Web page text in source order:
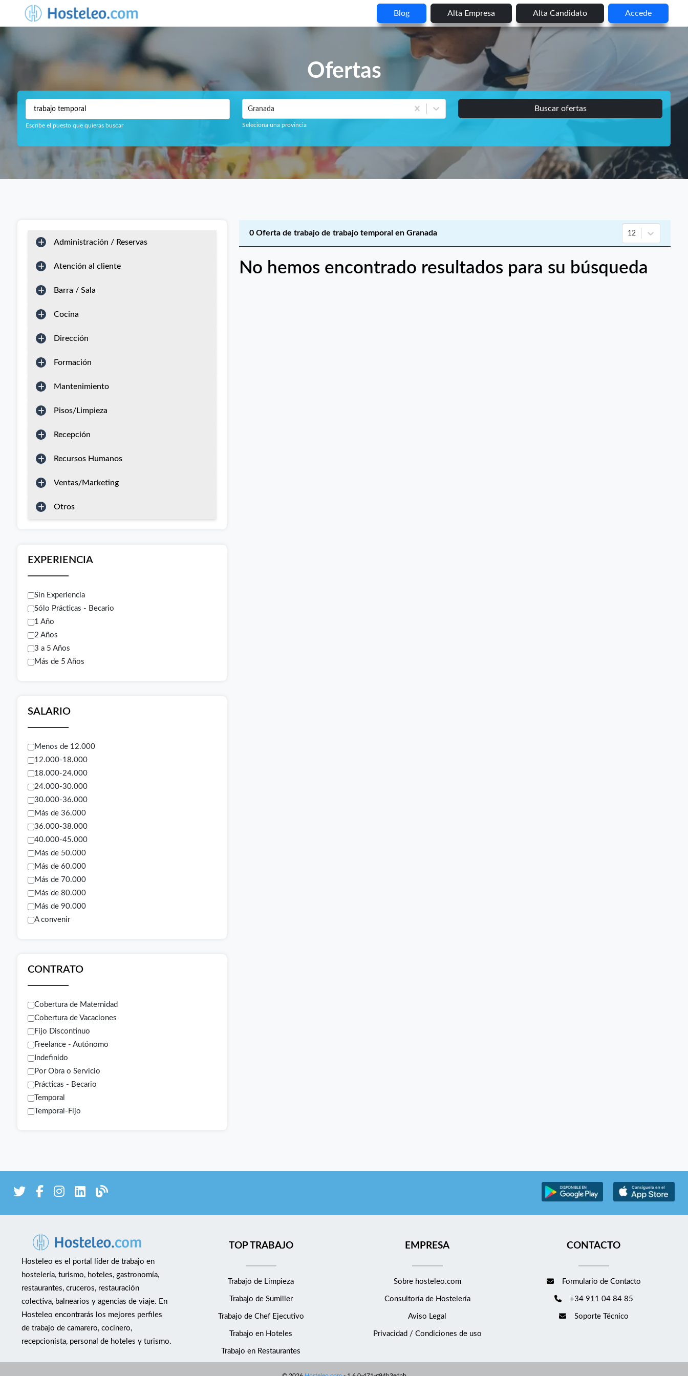
Blog Alta Empresa Alta Candidato Accede
Ofertas
Escribe el puesto que quieras buscar
Granada
Seleciona una provincia
Buscar ofertas
Administración / Reservas
Atención al cliente
Barra / Sala
Cocina
Dirección
Formación
Mantenimiento
Pisos/Limpieza
Recepción
Recursos Humanos
Ventas/Marketing
Otros
EXPERIENCIA
Sin Experiencia
Sólo Prácticas - Becario
1 Año
2 Años
3 a 5 Años
Más de 5 Años
SALARIO
Menos de 12.000
12.000-18.000
18.000-24.000
24.000-30.000
30.000-36.000
Más de 36.000
36.000-38.000
40.000-45.000
Más de 50.000
Más de 60.000
Más de 70.000
Más de 80.000
Más de 90.000
A convenir
CONTRATO
Cobertura de Maternidad
Cobertura de Vacaciones
Fijo Discontinuo
Freelance - Autónomo
Indefinido
Por Obra o Servicio
Prácticas - Becario
Temporal
Temporal-Fijo
0 Oferta de trabajo de trabajo temporal en Granada 12
No hemos encontrado resultados para su búsqueda
Hosteleo es el portal líder de trabajo en
hostelería, turismo, hoteles, gastronomía,
restaurantes, cruceros, restauración
colectiva, balnearios y agencias de viaje. En
Hosteleo encontrarás los mejores perfiles
de trabajo de camarero, cocinero,
recepcionista, personal de hoteles y turismo.
TOP TRABAJO
Trabajo de Limpieza
Trabajo de Sumiller
Trabajo de Chef Ejecutivo
Trabajo en Hoteles
Trabajo en Restaurantes
EMPRESA
Sobre hosteleo.com
Consultoría de Hostelería
Aviso Legal
Privacidad / Condiciones de uso
CONTACTO
Formulario de Contacto
+34 911 04 84 85
Soporte Técnico